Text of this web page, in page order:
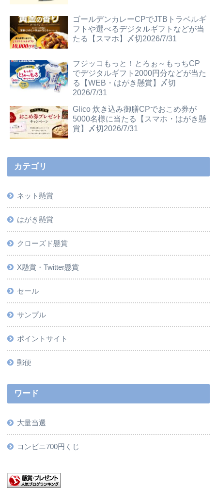
ゴールデンカレーCPでJTBトラベルギ
フトや選べるデジタルギフトなどが当
たる【スマホ】〆切2026/7/31
フジッコもっと！とろぉ～もっちCP
でデジタルギフト2000円分などが当た
る【WEB・はがき懸賞】〆切
2026/7/31
Glico 炊き込み御膳CPでおこめ券が
5000名様に当たる【スマホ・はがき懸
賞】〆切2026/7/31
カテゴリ
ネット懸賞
はがき懸賞
クローズド懸賞
X懸賞・Twitter懸賞
セール
サンプル
ポイントサイト
郵便
ワード
大量当選
コンビニ700円くじ